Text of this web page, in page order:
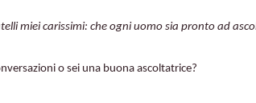
miei carissimi: che ogni uomo sia pronto ad
o sei una buona ascoltatrice?